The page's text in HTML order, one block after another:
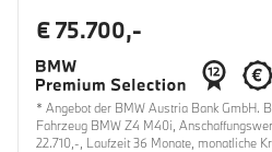
€ 75.700,-
* Angebot der BMW Austria Bank GmbH.
Fahrzeug BMW Z4 M40i,
22.710,-, Laufzeit 36 Monate, monatliche